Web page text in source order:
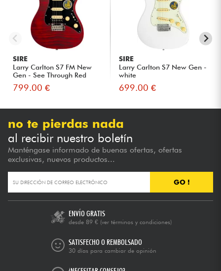
SIRE
Larry Carlton S7 FM New
Gen - See Through Red
799.00 €
SIRE
Larry Carlton S7 New Gen -
white
699.00 €
no te pierdas nada
al recibir nuestro boletín
Manténgase informado de buenas ofertas, ofertas
exclusivas, nuevos productos...
GO !
ENVÍO GRATIS
desde 89 € (ver términos y condiciones)
SATISFECHO O REMBOLSADO
30 días para cambiar de opinión